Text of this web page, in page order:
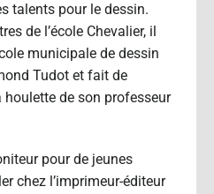
talents pour le dessin.
de l’école Chevalier, il
municipale de dessin
Tudot et fait de
de son professeur
pour de jeunes
chez l’imprimeur-éditeur